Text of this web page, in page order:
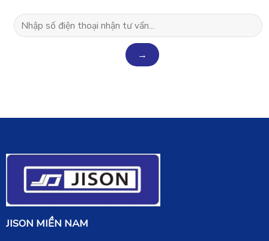
JISON MIỀN NAM